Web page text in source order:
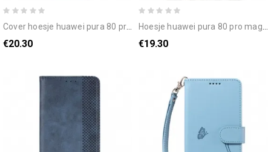
cover hoesje huawei pura 80 pro telefoonhoesje xundd
€20.30
hoesje huawei pura 80 pro magsafe imak
€19.30